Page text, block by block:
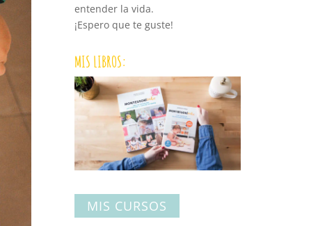
entender la vida.
¡Espero que te guste!
MIS LIBROS:
MIS CURSOS